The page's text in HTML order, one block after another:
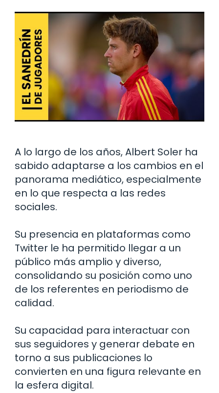
A lo largo de los años, Albert Soler ha
sabido adaptarse a los cambios en el
panorama mediático, especialmente
en lo que respecta a las redes
sociales.
Su presencia en plataformas como
Twitter le ha permitido llegar a un
público más amplio y diverso,
consolidando su posición como uno
de los referentes en periodismo de
calidad.
Su capacidad para interactuar con
sus seguidores y generar debate en
torno a sus publicaciones lo
convierten en una figura relevante en
la esfera digital.